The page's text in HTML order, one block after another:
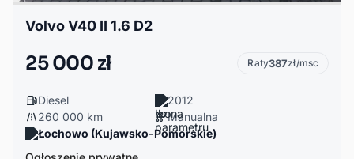
Volvo V40 II 1.6 D2
25 000 zł Raty387zł/msc
Diesel
2012
260 000 km
Manualna
Łochowo (Kujawsko-Pomorskie)